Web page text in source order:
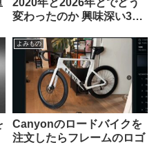
2020年と2026年とでどう
変わったのか 興味深い3つ
から）
よみもの
Canyonのロードバイクを
注文したらフレームのロゴ